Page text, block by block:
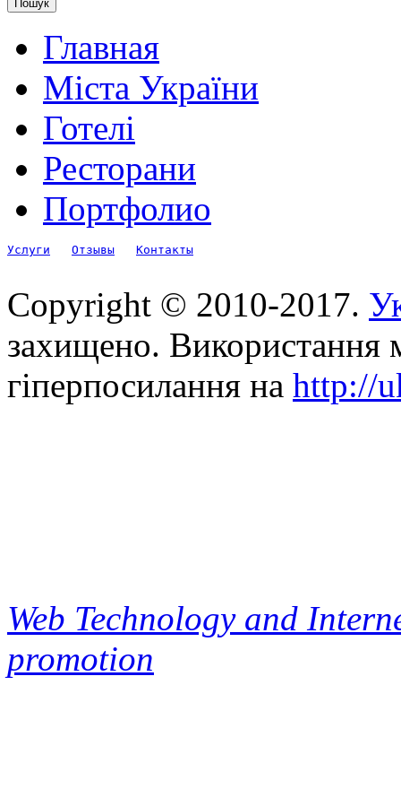
Главная
Міста України
Готелі
Ресторани
Портфолио
Услуги Отзывы Контакты
Copyright © 2010-2017.
захищено. Використання
гіперпосилання на http://
Web Technology and
promotion